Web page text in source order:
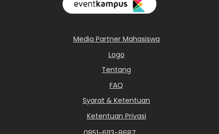
Media Partner Mahasiswa
Logo
Tentang
FAQ
Syarat & Ketentuan
Ketentuan Privasi